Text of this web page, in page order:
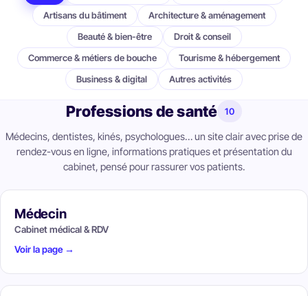
Artisans du bâtiment
Architecture & aménagement
Beauté & bien-être
Droit & conseil
Commerce & métiers de bouche
Tourisme & hébergement
Business & digital
Autres activités
Professions de santé 10
Médecins, dentistes, kinés, psychologues… un site clair avec prise de
rendez-vous en ligne, informations pratiques et présentation du
cabinet, pensé pour rassurer vos patients.
Médecin
Cabinet médical & RDV
Voir la page →